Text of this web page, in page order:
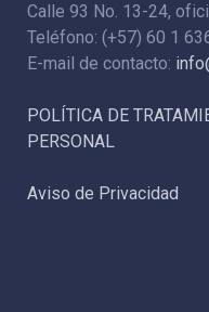
Calle 93 No. 13-24,
Teléfono: (+57) 60 1
E-mail de contacto:
POLÍTICA DE
PERSONAL
Aviso de Privacidad